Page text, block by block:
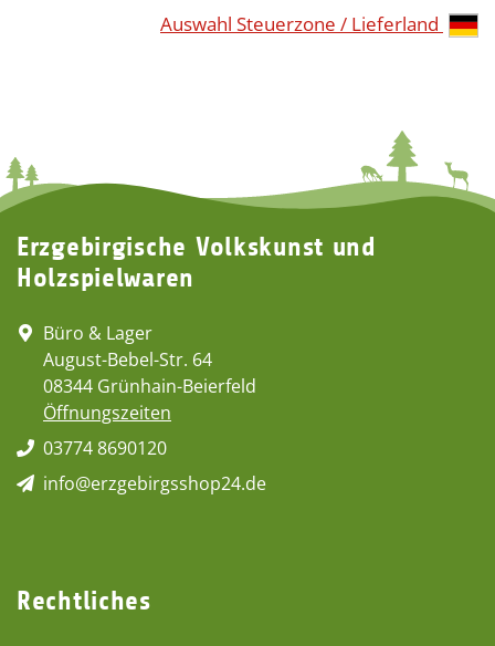
Auswahl Steuerzone / Lieferland
Erzgebirgische Volkskunst und
Holzspielwaren
Büro & Lager
August-Bebel-Str. 64
08344 Grünhain-Beierfeld
Öffnungszeiten
03774 8690120
info@erzgebirgsshop24.de
Rechtliches